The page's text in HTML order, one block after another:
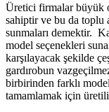
Üretici firmalar büyük
sahiptir ve bu da toplu
sunmaları demektir.
model seçenekleri
karşılayacak şekilde
gardırobun
birbirinden farklı
tamamlamak için